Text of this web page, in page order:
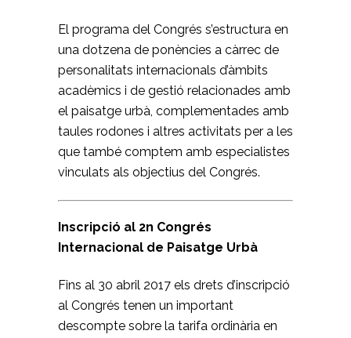
El programa del Congrés s’estructura en
una dotzena de ponències a càrrec de
personalitats internacionals d’àmbits
acadèmics i de gestió relacionades amb
el paisatge urbà, complementades amb
taules rodones i altres activitats per a les
que també comptem amb especialistes
vinculats als objectius del Congrés.
Inscripció al 2n Congrés
Internacional de Paisatge Urbà
Fins al 30 abril 2017 els drets d’inscripció
al Congrés tenen un important
descompte sobre la tarifa ordinària en